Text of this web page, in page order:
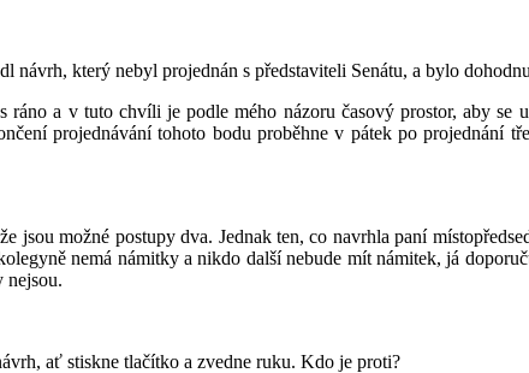
návrh, který nebyl projednán s představiteli Senátu, a bylo
a v tuto chvíli je podle mého názoru časový prostor, aby se
projednávání tohoto bodu proběhne v pátek po projednání
jsou možné postupy dva. Jednak ten, co navrhla paní
nemá námitky a nikdo další nebude mít námitek, já
nejsou.
ať stiskne tlačítko a zvedne ruku. Kdo je proti?